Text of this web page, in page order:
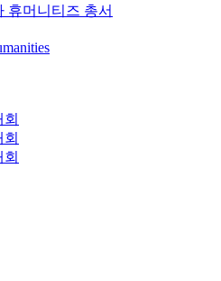
휴머니티즈 총서